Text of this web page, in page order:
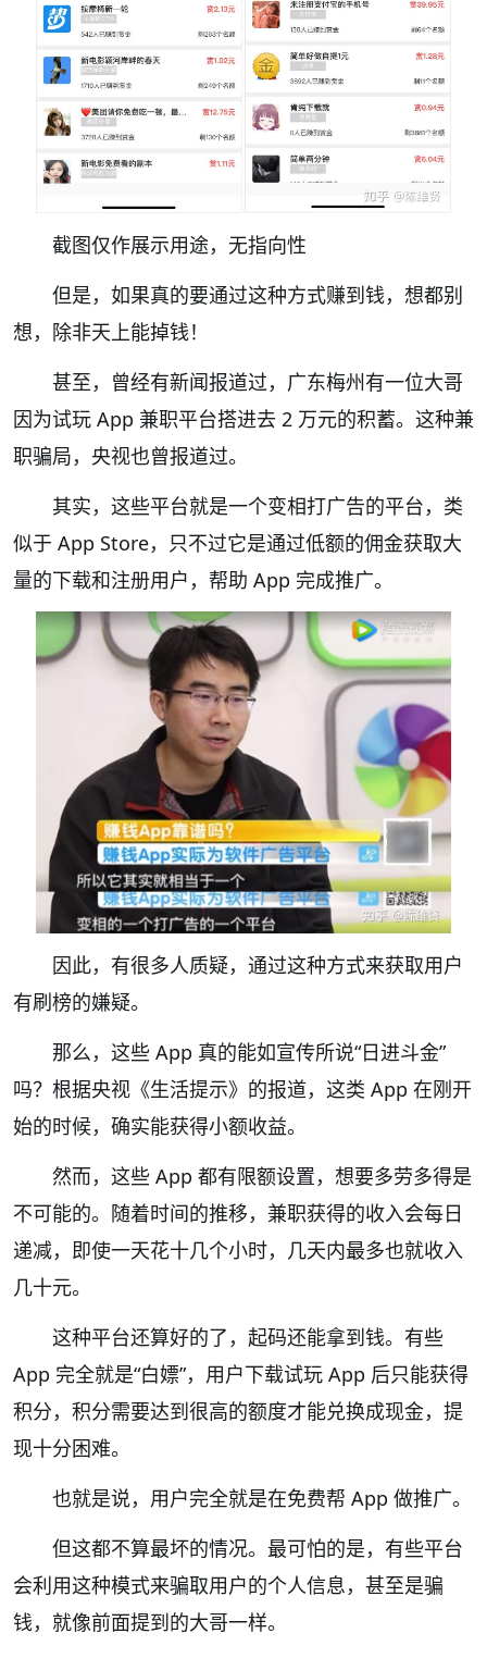
截图仅作展示用途，无指向性
但是，如果真的要通过这种方式赚到钱，想都别
想，除非天上能掉钱！
甚至，曾经有新闻报道过，广东梅州有一位大哥
因为试玩 App 兼职平台搭进去 2 万元的积蓄。这种兼
职骗局，央视也曾报道过。
其实，这些平台就是一个变相打广告的平台，类
似于 App Store，只不过它是通过低额的佣金获取大
量的下载和注册用户，帮助 App 完成推广。
因此，有很多人质疑，通过这种方式来获取用户
有刷榜的嫌疑。
那么，这些 App 真的能如宣传所说“日进斗金”
吗？根据央视《生活提示》的报道，这类 App 在刚开
始的时候，确实能获得小额收益。
然而，这些 App 都有限额设置，想要多劳多得是
不可能的。随着时间的推移，兼职获得的收入会每日
递减，即使一天花十几个小时，几天内最多也就收入
几十元。
这种平台还算好的了，起码还能拿到钱。有些
App 完全就是“白嫖”，用户下载试玩 App 后只能获得
积分，积分需要达到很高的额度才能兑换成现金，提
现十分困难。
也就是说，用户完全就是在免费帮 App 做推广。
但这都不算最坏的情况。最可怕的是，有些平台
会利用这种模式来骗取用户的个人信息，甚至是骗
钱，就像前面提到的大哥一样。